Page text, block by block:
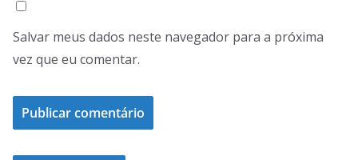
Salvar meus dados neste navegador para a próxima
vez que eu comentar.